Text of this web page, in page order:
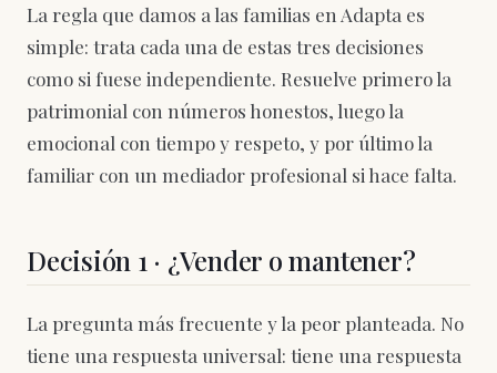
La regla que damos a las familias en Adapta es
simple: trata cada una de estas tres decisiones
como si fuese independiente. Resuelve primero la
patrimonial con números honestos, luego la
emocional con tiempo y respeto, y por último la
familiar con un mediador profesional si hace falta.
Decisión 1 · ¿Vender o mantener?
La pregunta más frecuente y la peor planteada. No
tiene una respuesta universal: tiene una respuesta